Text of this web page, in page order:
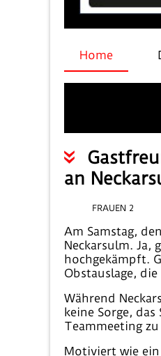
Home
an
FRAUEN 2
Am Samstag,
Neckarsulm. Ja,
hochgekämpft.
Obstauslage,
Während
keine Sorge,
Teammeeting
Motiviert wie